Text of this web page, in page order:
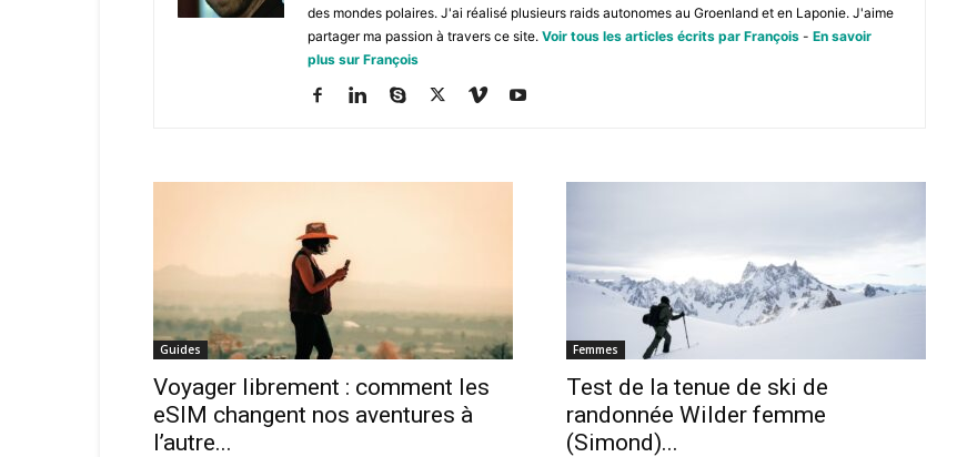
des mondes polaires. J'ai réalisé plusieurs raids autonomes au Groenland et en Laponie. J'aime
partager ma passion à travers ce site. Voir tous les articles écrits par François - En savoir
plus sur François
Guides
Voyager librement : comment les
eSIM changent nos aventures à
l’autre...
Femmes
Test de la tenue de ski de
randonnée Wilder femme
(Simond)...